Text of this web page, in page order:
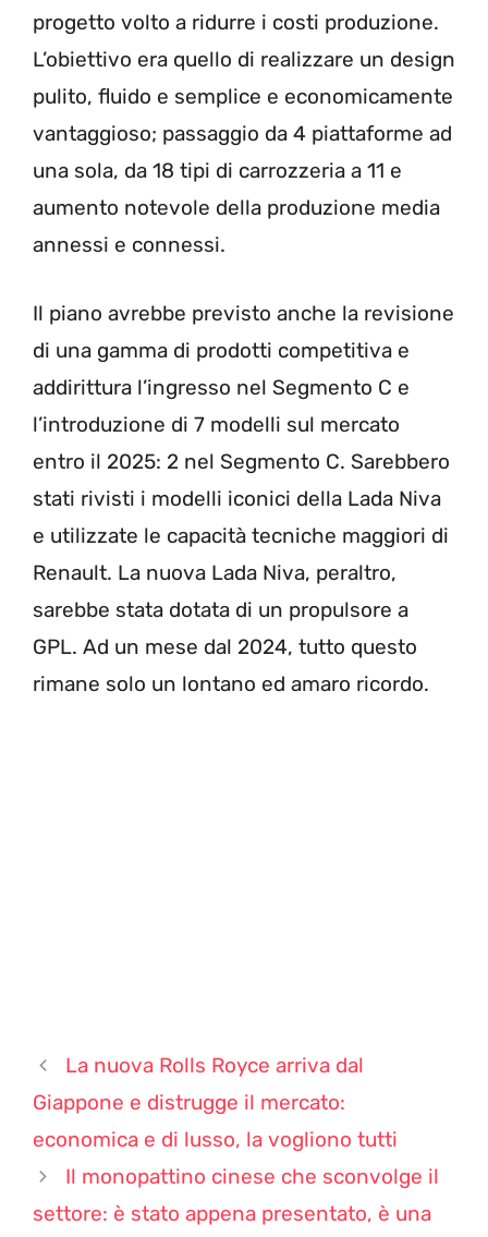
progetto volto a ridurre i costi produzione.
L’obiettivo era quello di realizzare un design
pulito, fluido e semplice e economicamente
vantaggioso; passaggio da 4 piattaforme ad
una sola, da 18 tipi di carrozzeria a 11 e
aumento notevole della produzione media
annessi e connessi.
Il piano avrebbe previsto anche la revisione
di una gamma di prodotti competitiva e
addirittura l’ingresso nel Segmento C e
l’introduzione di 7 modelli sul mercato
entro il 2025: 2 nel Segmento C. Sarebbero
stati rivisti i modelli iconici della Lada Niva
e utilizzate le capacità tecniche maggiori di
Renault. La nuova Lada Niva, peraltro,
sarebbe stata dotata di un propulsore a
GPL. Ad un mese dal 2024, tutto questo
rimane solo un lontano ed amaro ricordo.
La nuova Rolls Royce arriva dal
Giappone e distrugge il mercato:
economica e di lusso, la vogliono tutti
Il monopattino cinese che sconvolge il
settore: è stato appena presentato, è una